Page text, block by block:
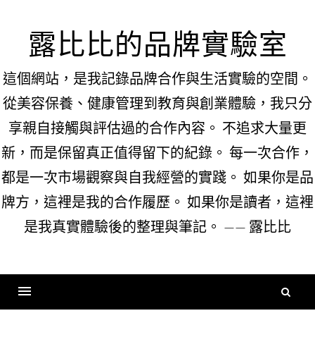
content露比比的品牌實驗室
這個網站，是我記錄品牌合作與生活實驗的空間。
從美容保養、健康管理到教育與創業體驗，我只分
享親自接觸與評估過的合作內容。 不追求大量更
新，而是保留真正值得留下的紀錄。 每一次合作，
都是一次市場觀察與自我經營的實踐。 如果你是品
牌方，這裡是我的合作履歷。 如果你是讀者，這裡
是我真實體驗後的整理與筆記。 —— 露比比